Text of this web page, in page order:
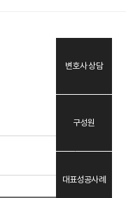
변호사 상담
구성원
대표성공사례